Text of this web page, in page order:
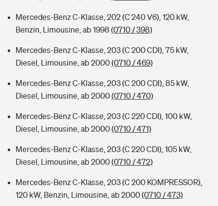
Mercedes-Benz C-Klasse, 202 (C 240 V6), 120 kW,
Benzin, Limousine, ab 1998 (0710 / 398)
Mercedes-Benz C-Klasse, 203 (C 200 CDI), 75 kW,
Diesel, Limousine, ab 2000(0710 / 469)
Mercedes-Benz C-Klasse, 203 (C 200 CDI), 85 kW,
Diesel, Limousine, ab 2000(0710 / 470)
Mercedes-Benz C-Klasse, 203 (C 220 CDI), 100 kW,
Diesel, Limousine, ab 2000(0710 / 471)
Mercedes-Benz C-Klasse, 203 (C 220 CDI), 105 kW,
Diesel, Limousine, ab 2000(0710 / 472)
Mercedes-Benz C-Klasse, 203 (C 200 KOMPRESSOR),
120 kW, Benzin, Limousine, ab 2000(0710 / 473)